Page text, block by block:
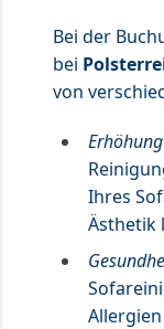
Bei der
bei
von
Ihres
Ästhetik